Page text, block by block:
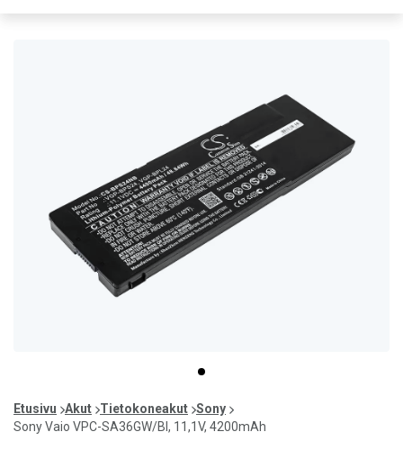
item
0
of
1
Etusivu Akut Tietokoneakut Sony
Sony Vaio VPC-SA36GW/BI, 11,1V, 4200mAh